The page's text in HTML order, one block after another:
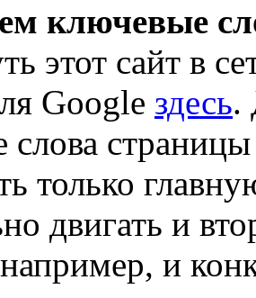
ключевые
этот сайт в
Google здесь.
только
двигать и
и